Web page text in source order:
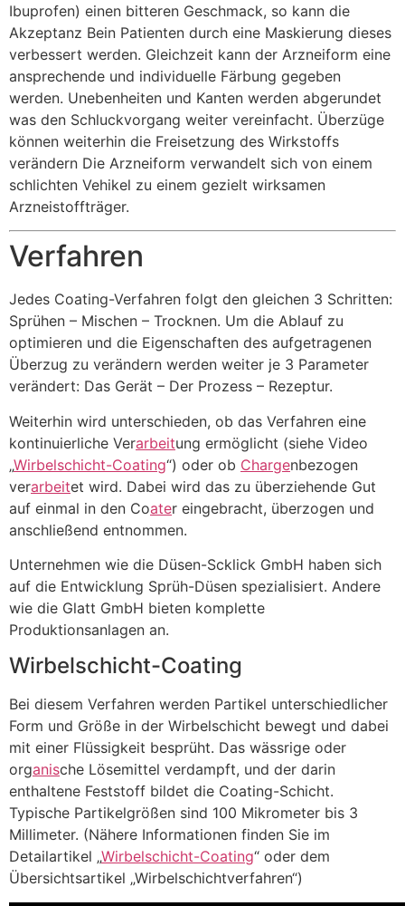
Ibuprofen) einen bitteren Geschmack, so kann die
Akzeptanz Bein Patienten durch eine Maskierung dieses
verbessert werden. Gleichzeit kann der Arzneiform eine
ansprechende und individuelle Färbung gegeben
werden. Unebenheiten und Kanten werden abgerundet
was den Schluckvorgang weiter vereinfacht. Überzüge
können weiterhin die Freisetzung des Wirkstoffs
verändern Die Arzneiform verwandelt sich von einem
schlichten Vehikel zu einem gezielt wirksamen
Arzneistoffträger.
Verfahren
Jedes Coating-Verfahren folgt den gleichen 3 Schritten:
Sprühen – Mischen – Trocknen. Um die Ablauf zu
optimieren und die Eigenschaften des aufgetragenen
Überzug zu verändern werden weiter je 3 Parameter
verändert: Das Gerät – Der Prozess – Rezeptur.
Weiterhin wird unterschieden, ob das Verfahren eine
kontinuierliche Verarbeitung ermöglicht (siehe Video
„Wirbelschicht-Coating“) oder ob Chargenbezogen
verarbeitet wird. Dabei wird das zu überziehende Gut
auf einmal in den Coater eingebracht, überzogen und
anschließend entnommen.
Unternehmen wie die Düsen-Scklick GmbH haben sich
auf die Entwicklung Sprüh-Düsen spezialisiert. Andere
wie die Glatt GmbH bieten komplette
Produktionsanlagen an.
Wirbelschicht-Coating
Bei diesem Verfahren werden Partikel unterschiedlicher
Form und Größe in der Wirbelschicht bewegt und dabei
mit einer Flüssigkeit besprüht. Das wässrige oder
organische Lösemittel verdampft, und der darin
enthaltene Feststoff bildet die Coating-Schicht.
Typische Partikelgrößen sind 100 Mikrometer bis 3
Millimeter. (Nähere Informationen finden Sie im
Detailartikel „Wirbelschicht-Coating“ oder dem
Übersichtsartikel „Wirbelschichtverfahren“)